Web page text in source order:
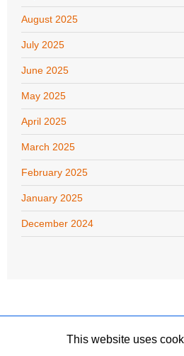
August 2025
July 2025
June 2025
May 2025
April 2025
March 2025
February 2025
January 2025
December 2024
Copyright @ 2026 The Blackmore Group -
This website uses